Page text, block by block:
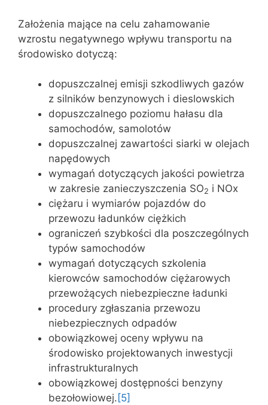
Założenia mające na celu zahamowanie
wzrostu negatywnego wpływu transportu na
środowisko dotyczą:
dopuszczalnej emisji szkodliwych gazów
z silników benzynowych i dieslowskich
dopuszczalnego poziomu hałasu dla
samochodów, samolotów
dopuszczalnej zawartości siarki w olejach
napędowych
wymagań dotyczących jakości powietrza
w zakresie zanieczyszczenia SO2 i NOx
ciężaru i wymiarów pojazdów do
przewozu ładunków ciężkich
ograniczeń szybkości dla poszczególnych
typów samochodów
wymagań dotyczących szkolenia
kierowców samochodów ciężarowych
przewożących niebezpieczne ładunki
procedury zgłaszania przewozu
niebezpiecznych odpadów
obowiązkowej oceny wpływu na
środowisko projektowanych inwestycji
infrastrukturalnych
obowiązkowej dostępności benzyny
bezołowiowej. [5]